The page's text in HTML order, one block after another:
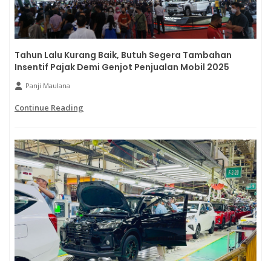
Tahun Lalu Kurang Baik, Butuh Segera Tambahan
Insentif Pajak Demi Genjot Penjualan Mobil 2025
Panji Maulana
Continue Reading